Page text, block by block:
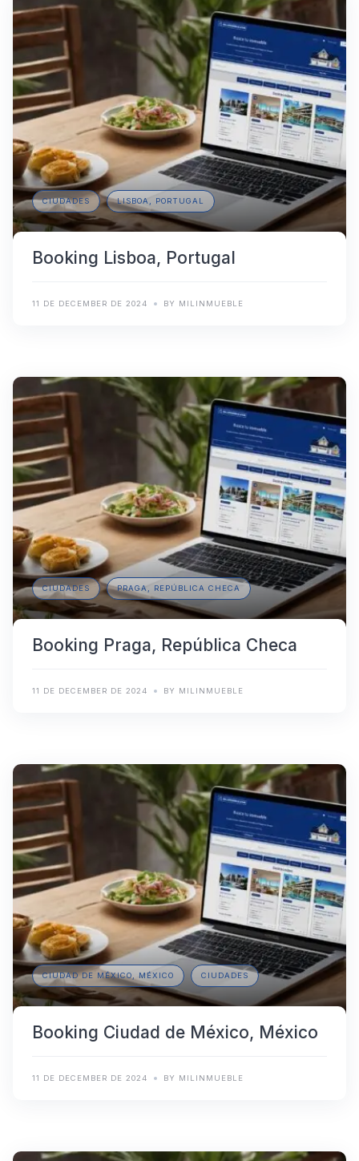
CIUDADES LISBOA, PORTUGAL
Booking Lisboa, Portugal
11 DE DECEMBER DE 2024 BY MILINMUEBLE
CIUDADES PRAGA, REPÚBLICA CHECA
Booking Praga, República Checa
11 DE DECEMBER DE 2024 BY MILINMUEBLE
CIUDAD DE MÉXICO, MÉXICO CIUDADES
Booking Ciudad de México, México
11 DE DECEMBER DE 2024 BY MILINMUEBLE